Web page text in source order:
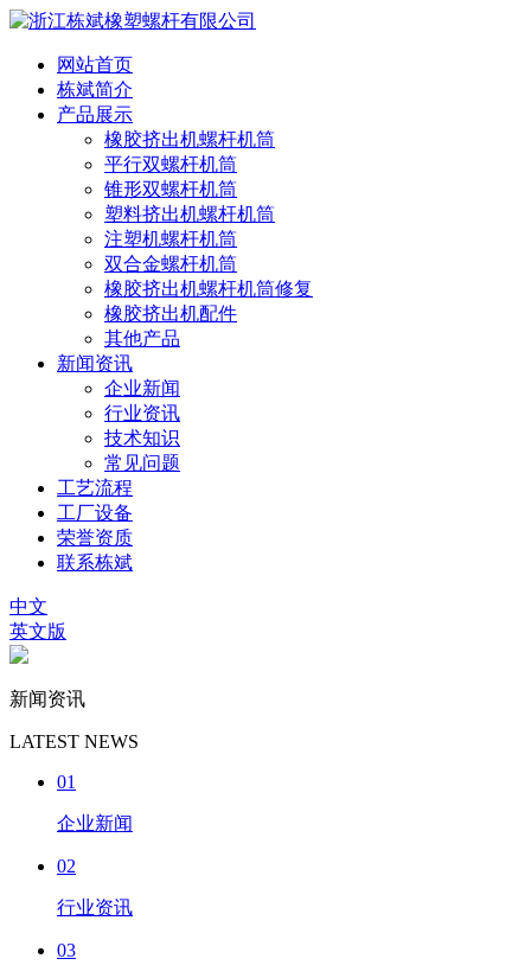
网站首页
栋斌简介
产品展示
橡胶挤出机螺杆机筒
平行双螺杆机筒
锥形双螺杆机筒
塑料挤出机螺杆机筒
注塑机螺杆机筒
双合金螺杆机筒
橡胶挤出机螺杆机筒修复
橡胶挤出机配件
其他产品
新闻资讯
企业新闻
行业资讯
技术知识
常见问题
工艺流程
工厂设备
荣誉资质
联系栋斌
中文
英文版
新闻资讯
LATEST NEWS
01
企业新闻
02
行业资讯
03